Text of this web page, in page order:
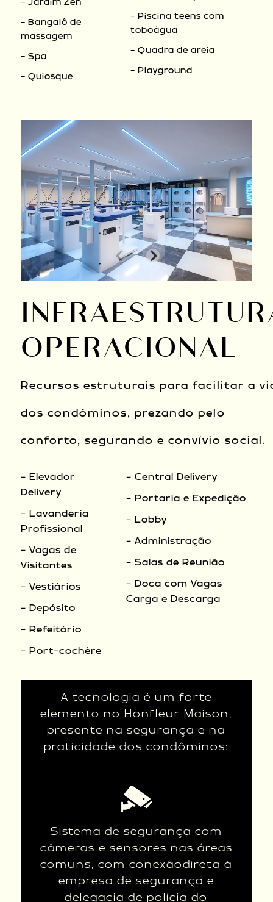
- Jardim Zen
- Bangalô de
massagem
- Spa
- Quiosque
- Piscina teens com
toboágua
- Quadra de areia
- Playground
OPERACIONAL
Recursos estruturais para facilitar a
dos condôminos, prezando pelo
conforto, segurando e convívio social.
- Elevador
Delivery
- Lavanderia
Profissional
- Vagas de
Visitantes
- Vestiários
- Depósito
- Refeitório
- Port-cochère
- Central Delivery
- Portaria e Expedição
- Lobby
- Administração
- Salas de Reunião
- Doca com Vagas
Carga e Descarga
A tecnologia é um forte
elemento no Honfleur Maison,
presente na segurança e na
praticidade dos condôminos:
Sistema de segurança com
câmeras e sensores nas áreas
comuns, com conexãodireta à
empresa de segurança e
delegacia de polícia do